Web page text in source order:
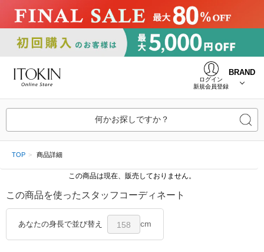
ログイン
新規会員登録
BRAND
何かお探しですか？
TOP 商品詳細
この商品は現在、販売しておりません。
この商品を使ったスタッフコーディネート
あなたの身長で並び替え 158 cm